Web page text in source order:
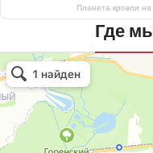
Планета кровли
Где
Планета кровли
Кровля и кровельные материалы
Окна в Балашихе